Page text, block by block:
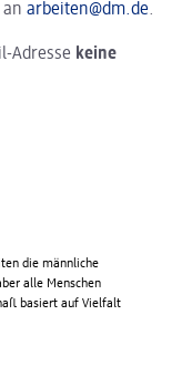
arbeiten@dm.de.
Adresse keine
die männliche
alle Menschen
basiert auf Vielfalt